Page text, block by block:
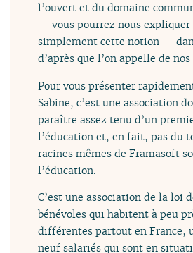
l’ouvert et du domaine
— vous pourrez nous expliquer
simplement cette notion —
d’après que l’on appelle de
Pour vous présenter
Sabine, c’est une association
paraître assez tenu d’un
l’éducation et, en fait, pas du
racines mêmes de Framasoft
l’éducation.
C’est une association de la loi
bénévoles qui habitent à peu
différentes partout en France,
neuf salariés qui sont en